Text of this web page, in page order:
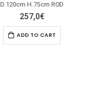
D.120cm H.75cm ROD
257,0€
ADD TO CART